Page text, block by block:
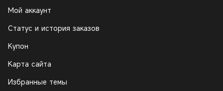
Мой аккаунт
Статус и история заказов
Купон
Карта сайта
Избранные темы